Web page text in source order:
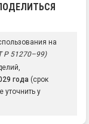
на
Р 51270–99)
года (срок
уточнить у